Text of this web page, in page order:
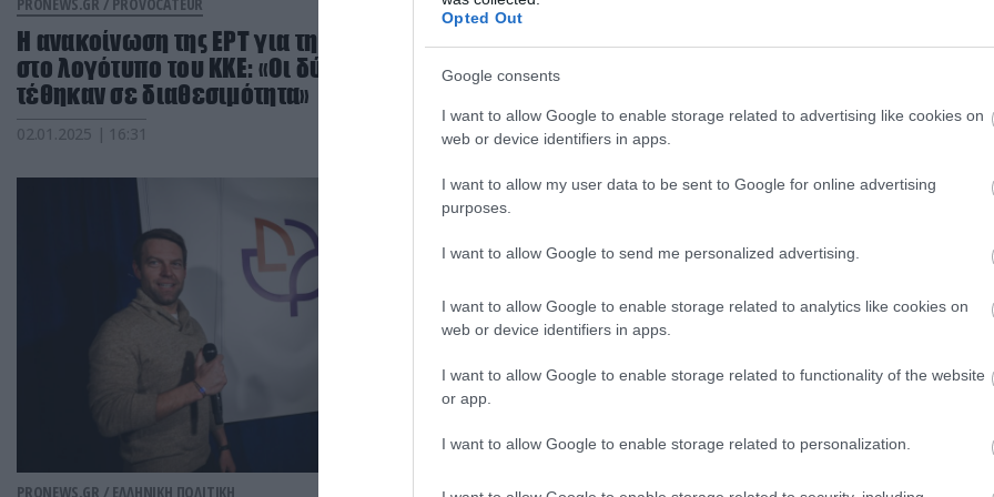
Opted Out
Google consents
I want to allow Google to enable storage related to advertising like cookies on
web or device identifiers in apps.
I want to allow my user data to be sent to Google for online advertising
purposes.
I want to allow Google to send me personalized advertising.
I want to allow Google to enable storage related to analytics like cookies on
web or device identifiers in apps.
I want to allow Google to enable storage related to functionality of the website
or app.
I want to allow Google to enable storage related to personalization.
Η ανακοίνωση της ΕΡΤ για τη «δάδα» της ΝΔ
στο λογότυπο του ΚΚΕ: «Οι δύο εμπλεκόμενοι
τέθηκαν σε διαθεσιμότητα»
02.01.2025 | 16:31
Στην ΕΡΤ άλλαξαν το «σφυροδρέπανο»
02.01.2025 | 13:43
PRONEWS.GR / ΕΛΛΗΝΙΚΗ ΠΟΛΙΤΙΚΗ PRONEWS.GR /PROVOCATEUR